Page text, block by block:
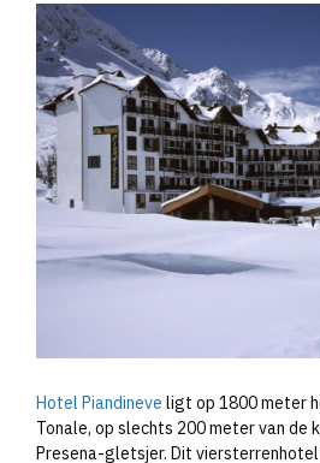
Hotel Piandineve ligt op 1800 meter
Tonale, op slechts 200 meter van de
Presena-gletsjer. Dit